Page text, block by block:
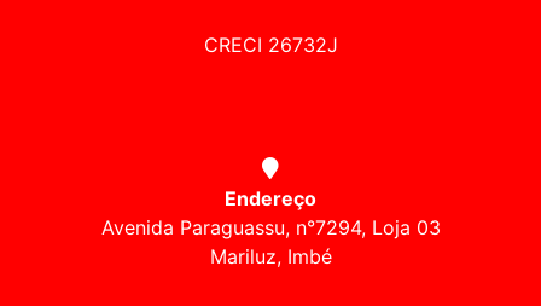
CRECI 26732J
Endereço
Avenida Paraguassu, n°7294, Loja 03
Mariluz, Imbé